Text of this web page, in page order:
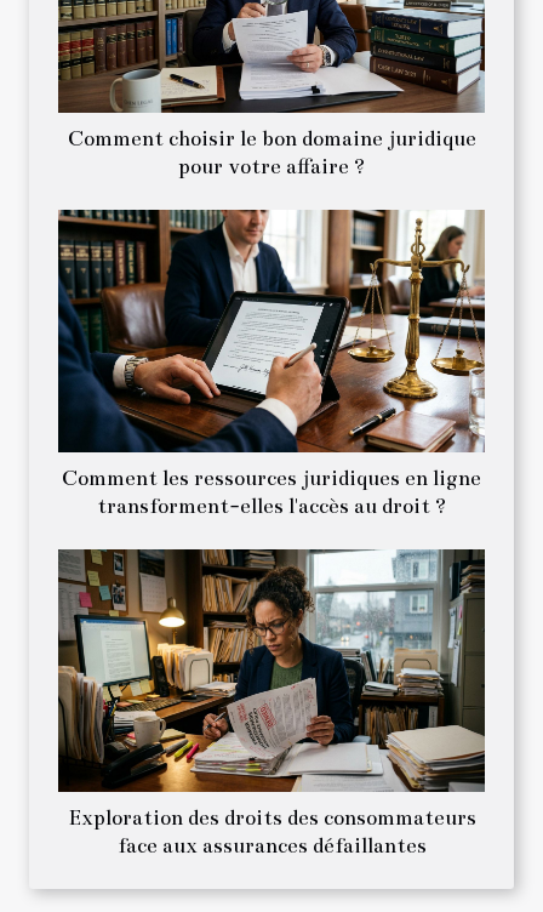
Comment choisir le bon domaine juridique
pour votre affaire ?
Comment les ressources juridiques en ligne
transforment-elles l'accès au droit ?
Exploration des droits des consommateurs
face aux assurances défaillantes